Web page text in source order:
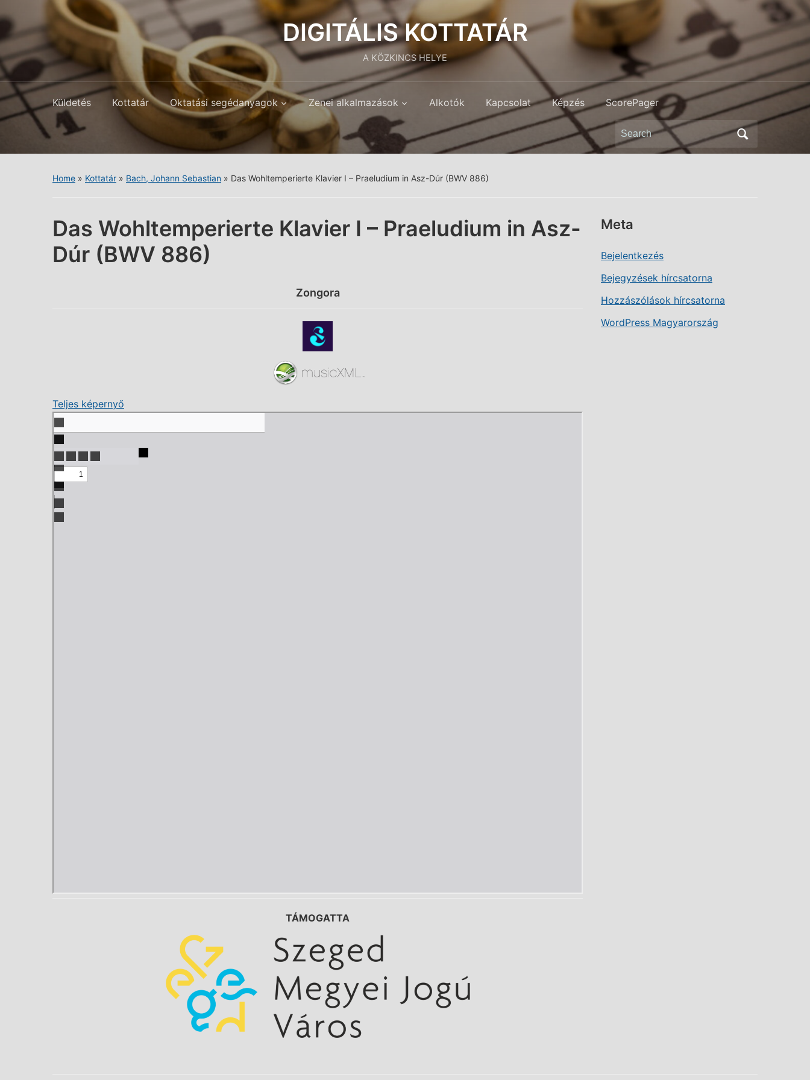
DIGITÁLIS KOTTATÁR
A KÖZKINCS HELYE
Küldetés Kottatár Oktatási segédanyagok Zenei alkalmazások Alkotók Kapcsolat Képzés ScorePager
Search
for:
Home » Kottatár » Bach, Johann Sebastian » Das Wohltemperierte Klavier I – Praeludium in Asz-Dúr (BWV 886)
Das Wohltemperierte Klavier I – Praeludium in Asz-
Dúr (BWV 886)
Zongora
Teljes képernyő
Skip
to
PDF
content
TÁMOGATTA
Meta
Bejelentkezés
Bejegyzések hírcsatorna
Hozzászólások hírcsatorna
WordPress Magyarország